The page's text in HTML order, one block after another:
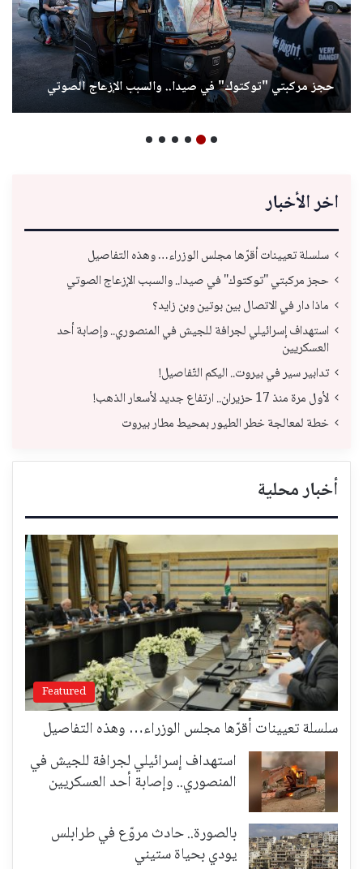
حجز مركبتي "توكتوك" في صيدا.. والسبب الإزعاج الصوتي
اخر الأخبار
سلسلة تعيينات أقرّها مجلس الوزراء… وهذه التفاصيل
حجز مركبتي "توكتوك" في صيدا.. والسبب الإزعاج الصوتي
ماذا دار في الاتصال بين بوتين وبن زايد؟
استهداف إسرائيلي لجرافة للجيش في المنصوري.. وإصابة أحد
العسكريين
تدابير سير في بيروت.. اليكم التّفاصيل!
لأول مرة منذ 17 حزيران.. ارتفاع جديد لأسعار الذهب!
خطة لمعالجة خطر الطيور بمحيط مطار بيروت
أخبار محلية
Featured
سلسلة تعيينات أقرّها مجلس الوزراء… وهذه التفاصيل
استهداف إسرائيلي لجرافة للجيش في
المنصوري.. وإصابة أحد العسكريين
بالصورة.. حادث مروّع في طرابلس
يودي بحياة ستيني